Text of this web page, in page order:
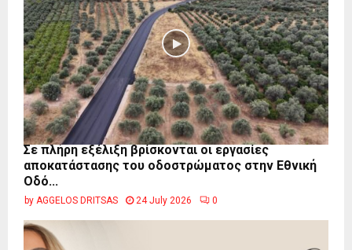
Σε πλήρη εξέλιξη βρίσκονται οι εργασίες
αποκατάστασης του οδοστρώματος στην Εθνική
Οδό...
by AGGELOS DRITSAS 24 July 2026 0